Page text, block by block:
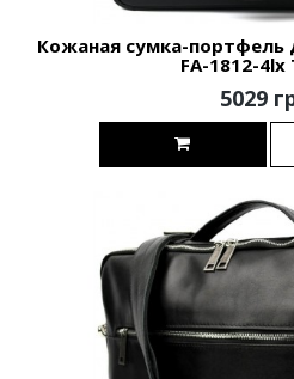
Кожаная сумка-портфель
FA-1812-4lx
5029